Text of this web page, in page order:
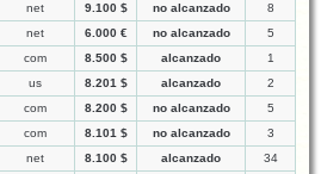
net 9.100 $ no alcanzado
8
net 6.000 € no alcanzado
5
com 8.500 $ alcanzado
1
us 8.201 $ alcanzado
2
com 8.200 $ no alcanzado
5
com 8.101 $ no alcanzado
3
net 8.100 $ alcanzado
34